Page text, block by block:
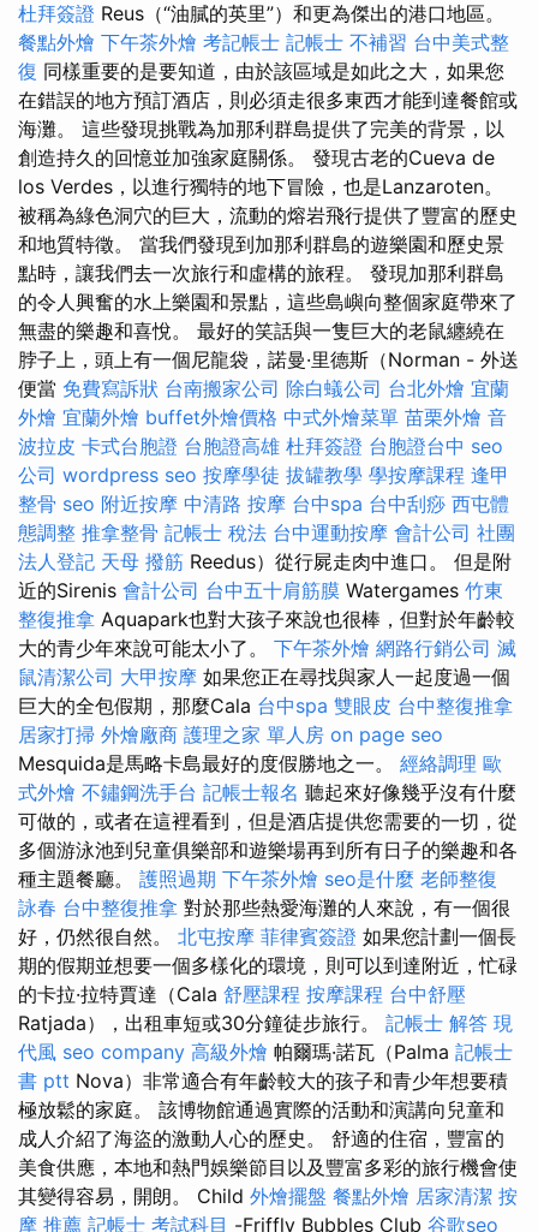
杜拜簽證 Reus（“油膩的英里”）和更為傑出的港口地區。
餐點外燴 下午茶外燴 考記帳士 記帳士 不補習 台中美式整
復 同樣重要的是要知道，由於該區域是如此之大，如果您
在錯誤的地方預訂酒店，則必須走很多東西才能到達餐館或
海灘。 這些發現挑戰為加那利群島提供了完美的背景，以
創造持久的回憶並加強家庭關係。 發現古老的Cueva de
los Verdes，以進行獨特的地下冒險，也是Lanzaroten。
被稱為綠色洞穴的巨大，流動的熔岩飛行提供了豐富的歷史
和地質特徵。 當我們發現到加那利群島的遊樂園和歷史景
點時，讓我們去一次旅行和虛構的旅程。 發現加那利群島
的令人興奮的水上樂園和景點，這些島嶼向整個家庭帶來了
無盡的樂趣和喜悅。 最好的笑話與一隻巨大的老鼠纏繞在
脖子上，頭上有一個尼龍袋，諾曼·里德斯（Norman - 外送
便當 免費寫訴狀 台南搬家公司 除白蟻公司 台北外燴 宜蘭
外燴 宜蘭外燴 buffet外燴價格 中式外燴菜單 苗栗外燴 音
波拉皮 卡式台胞證 台胞證高雄 杜拜簽證 台胞證台中 seo
公司 wordpress seo 按摩學徒 拔罐教學 學按摩課程 逢甲
整骨 seo 附近按摩 中清路 按摩 台中spa 台中刮痧 西屯體
態調整 推拿整骨 記帳士 稅法 台中運動按摩 會計公司 社團
法人登記 天母 撥筋 Reedus）從行屍走肉中進口。 但是附
近的Sirenis 會計公司 台中五十肩筋膜 Watergames 竹東
整復推拿 Aquapark也對大孩子來說也很棒，但對於年齡較
大的青少年來說可能太小了。 下午茶外燴 網路行銷公司 滅
鼠清潔公司 大甲按摩 如果您正在尋找與家人一起度過一個
巨大的全包假期，那麼Cala 台中spa 雙眼皮 台中整復推拿
居家打掃 外燴廠商 護理之家 單人房 on page seo
Mesquida是馬略卡島最好的度假勝地之一。 經絡調理 歐
式外燴 不鏽鋼洗手台 記帳士報名 聽起來好像幾乎沒有什麼
可做的，或者在這裡看到，但是酒店提供您需要的一切，從
多個游泳池到兒童俱樂部和遊樂場再到所有日子的樂趣和各
種主題餐廳。 護照過期 下午茶外燴 seo是什麼 老師整復
詠春 台中整復推拿 對於那些熱愛海灘的人來說，有一個很
好，仍然很自然。 北屯按摩 菲律賓簽證 如果您計劃一個長
期的假期並想要一個多樣化的環境，則可以到達附近，忙碌
的卡拉·拉特賈達（Cala 舒壓課程 按摩課程 台中舒壓
Ratjada），出租車短或30分鐘徒步旅行。 記帳士 解答 現
代風 seo company 高級外燴 帕爾瑪·諾瓦（Palma 記帳士
書 ptt Nova）非常適合有年齡較大的孩子和青少年想要積
極放鬆的家庭。 該博物館通過實際的活動和演講向兒童和
成人介紹了海盜的激動人心的歷史。 舒適的住宿，豐富的
美食供應，本地和熱門娛樂節目以及豐富多彩的旅行機會使
其變得容易，開朗。 Child 外燴擺盤 餐點外燴 居家清潔 按
摩 推薦 記帳士 考試科目 -Friffly Bubbles Club 谷歌seo